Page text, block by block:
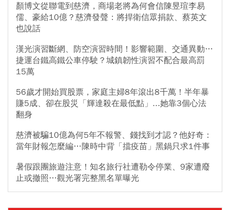
顏博文從聯電到慈濟，商場老將為何會信陳昱瑄李易
儒、豪給10億？慈濟發聲：將捍衛信眾捐款、蔡英文
也說話
漢光演習斷網、防空演習時間！影響範圍、交通異動…
捷運台鐵高鐵公車停駛？城鎮韌性演習不配合最高罰
15萬
56歲才開始買股票，家庭主婦8年滾出8千萬！半年暴
賺5成、卻在股災「輝達殺在最低點」...她靠3個心法
翻身
慈濟被騙10億為何5年不報警、錢找到才認？他好奇：
當年財報怎麼編…陳時中背「擋疫苗」黑鍋只求1件事
暑假跟團旅遊注意！知名旅行社遭勒令停業、9家遭廢
止或撤照…觀光署完整黑名單曝光